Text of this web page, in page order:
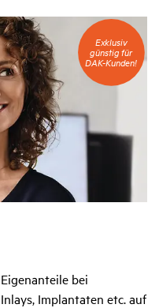
bei
Implantaten etc. auf
Exklusiv
günstig
für
DAK-
Kunden!
Exklusiv
günstig für
DAK-Kunden!